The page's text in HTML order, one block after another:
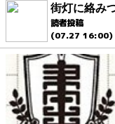
街灯に絡み
読者投稿
(07.27 16:00)